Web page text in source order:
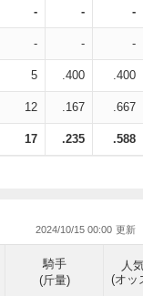
- - -
- - -
5 .400 .400
12 .167 .667
17 .235 .588
2024/10/15 00:00
騎手
(斤量)
人
(オッ